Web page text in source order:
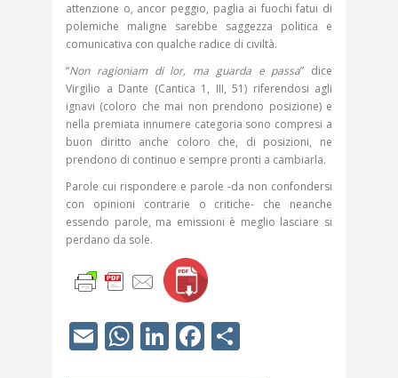
attenzione o, ancor peggio, paglia ai fuochi fatui di
polemiche maligne sarebbe saggezza politica e
comunicativa con qualche radice di civiltà.
“Non ragioniam di lor, ma guarda e passa” dice
Virgilio a Dante (Cantica 1, III, 51) riferendosi agli
ignavi (coloro che mai non prendono posizione) e
nella premiata innumere categoria sono compresi a
buon diritto anche coloro che, di posizioni, ne
prendono di continuo e sempre pronti a cambiarla.
Parole cui rispondere e parole -da non confondersi
con opinioni contrarie o critiche- che neanche
essendo parole, ma emissioni è meglio lasciare si
perdano da sole.
EmailWhatsApp
LinkedIn
Facebook